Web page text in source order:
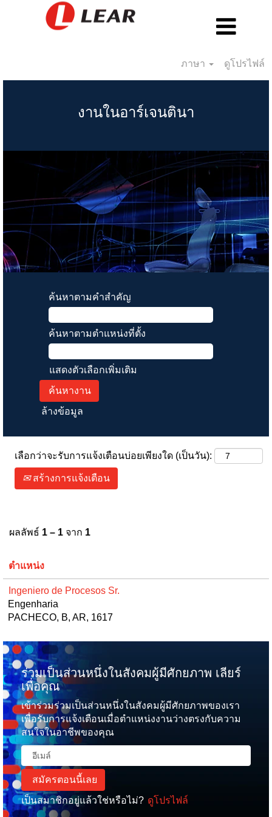
ภาษา ดูโปรไฟล์
งานในอาร์เจนตินา
ค้นหาตามคำสำคัญ
ค้นหาตามตำแหน่งที่ตั้ง
แสดงตัวเลือกเพิ่มเติม
ล้างข้อมูล
เลือกว่าจะรับการแจ้งเตือนบ่อยเพียงใด (เป็นวัน):
สร้างการแจ้งเตือน
ผลลัพธ์ 1 – 1 จาก 1
ตำแหน่ง
Ingeniero de Procesos Sr.
Engenharia
PACHECO, B, AR, 1617
ร่วมเป็นส่วนหนึ่งในสังคมผู้มีศักยภาพ เลียร์
เพื่อคุณ
เข้าร่วมร่วมเป็นส่วนหนึ่งในสังคมผู้มีศักยภาพของเรา
เพื่อรับการแจ้งเตือนเมื่อตำแหน่งงานว่างตรงกับความ
สนใจในอาชีพของคุณ
เป็นสมาชิกอยู่แล้วใช่หรือไม่? ดูโปรไฟล์